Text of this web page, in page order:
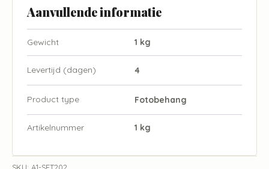
Aanvullende informatie
Gewicht 1 kg
Levertijd (dagen) 4
Product type Fotobehang
Artikelnummer 1 kg